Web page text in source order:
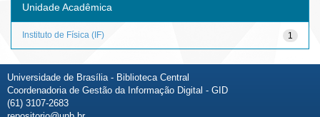
Unidade Acadêmica
1
Instituto de Física (IF)
Universidade de Brasília - Biblioteca Central
Coordenadoria de Gestão da Informação Digital - GID
(61) 3107-2683